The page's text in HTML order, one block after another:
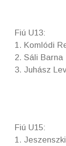
Fiú U13:
1. Komlódi
2. Sáli Barna
3. Juhász
Fiú U15:
1.